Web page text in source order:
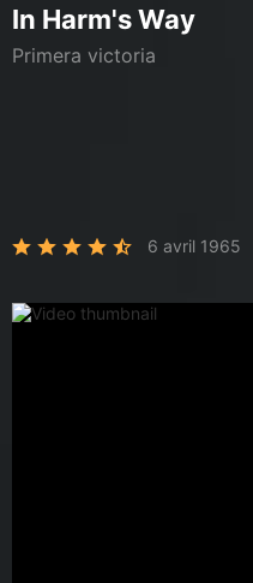
In Harm's Way
Primera victoria
6 avril 1965